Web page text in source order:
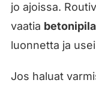
jo ajoissa.
vaatia
luonnetta ja
Jos haluat